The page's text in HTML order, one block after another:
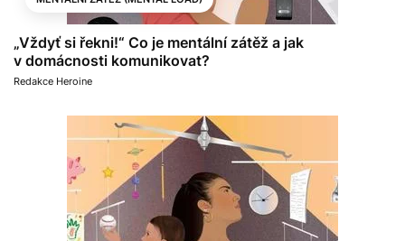
„Vždyť si řekni!“ Co je mentální zátěž a jak
v domácnosti komunikovat?
Redakce Heroine